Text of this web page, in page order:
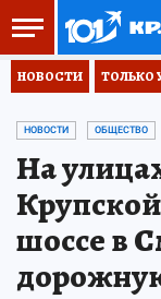
НОВОСТИ ТОЛЬКО
НОВОСТИ ОБЩЕСТВО
На
шоссе в